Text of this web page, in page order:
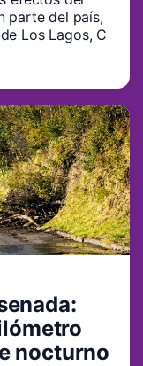
parte del país,
Los Lagos, C
nocturno